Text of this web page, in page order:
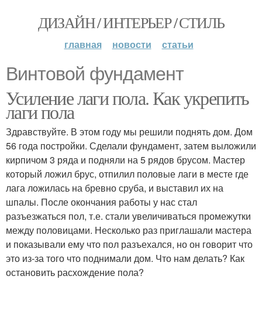
ДИЗАЙН / ИНТЕРЬЕР / СТИЛЬ
главная новости статьи
Винтовой фундамент
Усиление лаги пола. Как укрепить
лаги пола
Здравствуйте. В этом году мы решили поднять дом. Дом
56 года постройки. Сделали фундамент, затем выложили
кирпичом 3 ряда и подняли на 5 рядов брусом. Мастер
который ложил брус, отпилил половые лаги в месте где
лага ложилась на бревно сруба, и выставил их на
шпалы. После окончания работы у нас стал
разъезжаться пол, т.е. стали увеличиваться промежутки
между половицами. Несколько раз приглашали мастера
и показывали ему что пол разъехался, но он говорит что
это из-за того что поднимали дом. Что нам делать? Как
остановить расхождение пола?